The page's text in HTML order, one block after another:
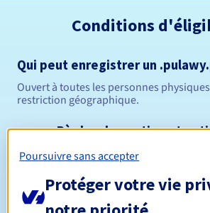
Conditions
Qui peut enregistrer un
Ouvert à toutes les personnes
restriction géographique.
Règles de gestion et
Poursuivre sans accepter
Protéger votre vie